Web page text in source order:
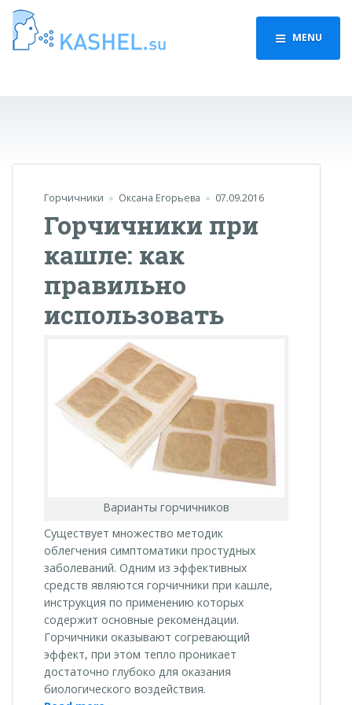
MENU
Горчичники Оксана Егорьева 07.09.2016
Горчичники при
кашле: как
правильно
использовать
Варианты горчичников
Существует множество методик
облегчения симптоматики простудных
заболеваний. Одним из эффективных
средств являются горчичники при кашле,
инструкция по применению которых
содержит основные рекомендации.
Горчичники оказывают согревающий
эффект, при этом тепло проникает
достаточно глубоко для оказания
биологического воздействия.